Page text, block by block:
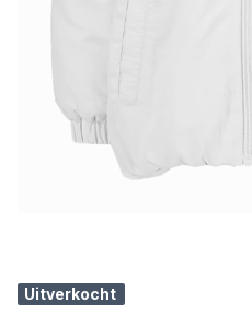
Uitverkocht